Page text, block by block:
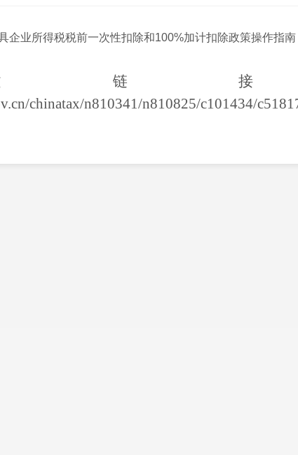
企业所得税税前一次性扣除和100%加计扣除政策操作指南
链接
chinatax/n810341/n810825/c101434/